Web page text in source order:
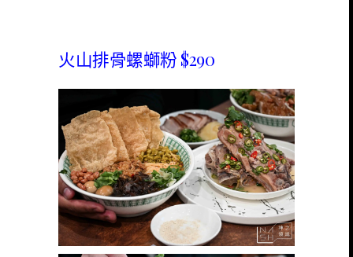
火山排骨螺螄粉 $290